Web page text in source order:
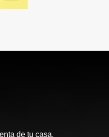
de tu casa,